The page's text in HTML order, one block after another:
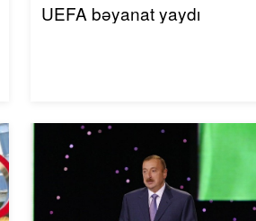
UEFA bəyanat yaydı